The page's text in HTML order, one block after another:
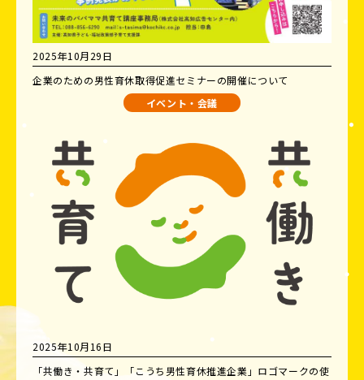
2025年10月29日
企業のための男性育休取得促進セミナーの開催について
イベント・会議
2025年10月16日
「共働き・共育て」「こうち男性育休推進企業」ロゴマークの使